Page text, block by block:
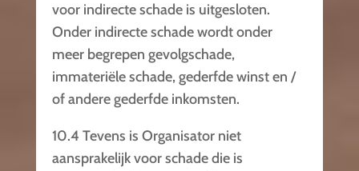
voor indirecte schade is uitgesloten.
Onder indirecte schade wordt onder
meer begrepen gevolgschade,
immateriële schade, gederfde winst en /
of andere gederfde inkomsten.
10.4 Tevens is Organisator niet
aansprakelijk voor schade die is